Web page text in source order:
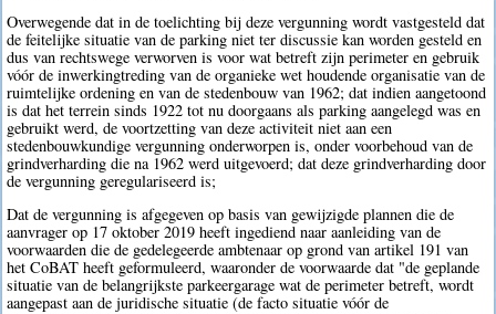
Overwegende dat in de toelichting bij deze vergunning wordt vastgesteld dat
de feitelijke situatie van de parking niet ter discussie kan worden gesteld en
dus van rechtswege verworven is voor wat betreft zijn perimeter en gebruik
vóór de inwerkingtreding van de organieke wet houdende organisatie van de
ruimtelijke ordening en van de stedenbouw van 1962; dat indien aangetoond
is dat het terrein sinds 1922 tot nu doorgaans als parking aangelegd was en
gebruikt werd, de voortzetting van deze activiteit niet aan een
stedenbouwkundige vergunning onderworpen is, onder voorbehoud van de
grindverharding die na 1962 werd uitgevoerd; dat deze grindverharding door
de vergunning geregulariseerd is;
Dat de vergunning is afgegeven op basis van gewijzigde plannen die de
aanvrager op 17 oktober 2019 heeft ingediend naar aanleiding van de
voorwaarden die de gedelegeerde ambtenaar op grond van artikel 191 van
het CoBAT heeft geformuleerd, waaronder de voorwaarde dat "de geplande
situatie van de belangrijkste parkeergarage wat de perimeter betreft, wordt
aangepast aan de juridische situatie (de facto situatie vóór de